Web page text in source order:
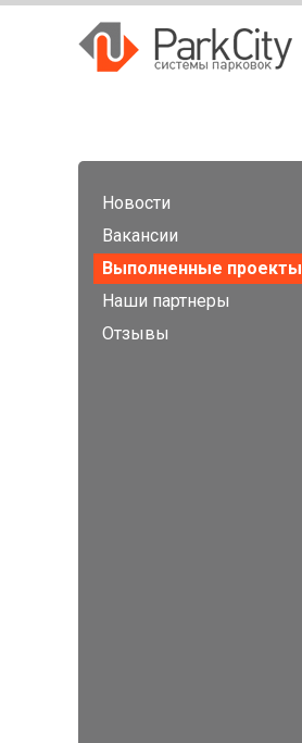
Новости
Вакансии
Выполненные проекты
Наши партнеры
Отзывы